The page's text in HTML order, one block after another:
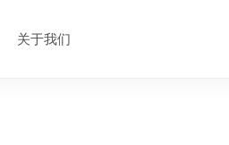
关于我们